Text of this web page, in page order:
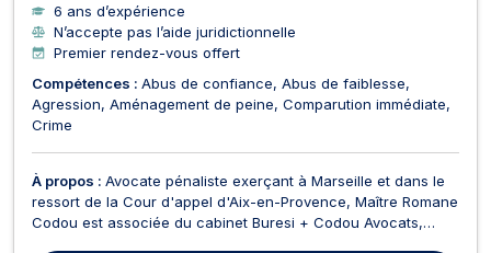
6 ans d’expérience
N’accepte pas l’aide juridictionnelle
Premier rendez-vous offert
Compétences : Abus de confiance Abus de faiblesse
Agression Aménagement de peine Comparution immédiate
Crime
À propos : Avocate pénaliste exerçant à Marseille et dans le
ressort de la Cour d'appel d'Aix-en-Provence, Maître Romane
Codou est associée du cabinet Buresi + Codou Avocats,